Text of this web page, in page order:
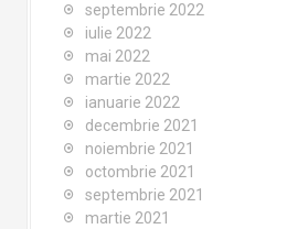
septembrie 2022
iulie 2022
mai 2022
martie 2022
ianuarie 2022
decembrie 2021
noiembrie 2021
octombrie 2021
septembrie 2021
martie 2021